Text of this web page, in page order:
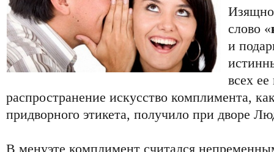
слово «
и
всех
распространение искусство комплимента,
придворного этикета, получило при дворе
В менуэте комплимент считался